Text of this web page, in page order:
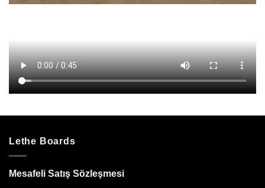
Lethe Boards
Mesafeli Satış Sözleşmesi